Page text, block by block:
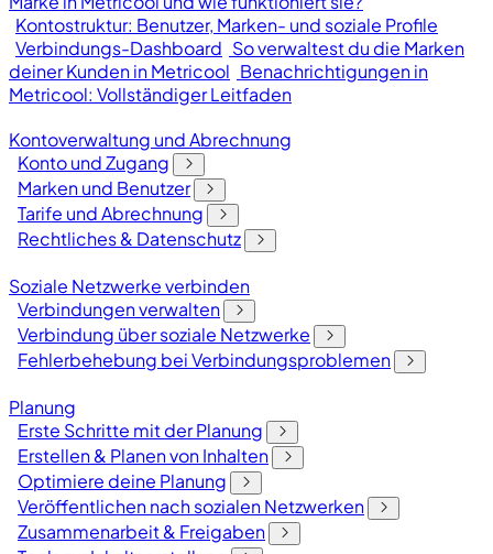
Kontostruktur: Benutzer, Marken- und soziale Profile
Verbindungs-Dashboard So verwaltest du die Marken
deiner Kunden in Metricool Benachrichtigungen in
Metricool: Vollständiger Leitfaden
Kontoverwaltung und Abrechnung
Konto und Zugang
Marken und Benutzer
Tarife und Abrechnung
Rechtliches & Datenschutz
Soziale Netzwerke verbinden
Verbindungen verwalten
Verbindung über soziale Netzwerke
Fehlerbehebung bei Verbindungsproblemen
Planung
Erste Schritte mit der Planung
Erstellen & Planen von Inhalten
Optimiere deine Planung
Veröffentlichen nach sozialen Netzwerken
Zusammenarbeit & Freigaben